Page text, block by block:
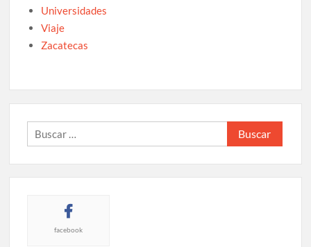
Universidades
Viaje
Zacatecas
Buscar:
facebook